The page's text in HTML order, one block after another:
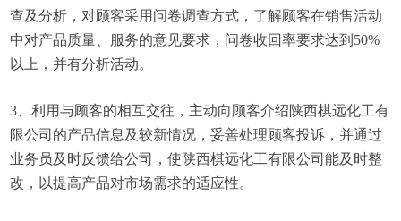
查及分析，对顾客采用问卷调查方式，了解顾客在销售活动
中对产品质量、服务的意见要求，问卷收回率要求达到50%
以上，并有分析活动。
3、利用与顾客的相互交往，主动向顾客介绍陕西棋远化工有
限公司的产品信息及较新情况，妥善处理顾客投诉，并通过
业务员及时反馈给公司，使陕西棋远化工有限公司能及时整
改，以提高产品对市场需求的适应性。